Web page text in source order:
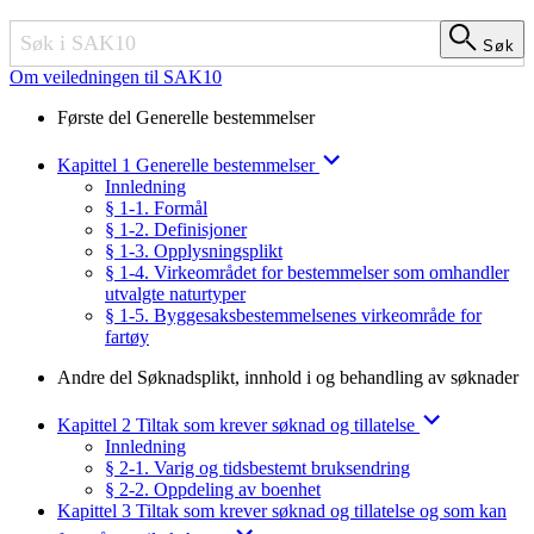
Søk
Om veiledningen til SAK10
Første del Generelle bestemmelser
Kapittel 1 Generelle bestemmelser
Innledning
§ 1-1. Formål
§ 1-2. Definisjoner
§ 1-3. Opplysningsplikt
§ 1-4. Virkeområdet for bestemmelser som omhandler
utvalgte naturtyper
§ 1-5. Byggesaksbestemmelsenes virkeområde for
fartøy
Andre del Søknadsplikt, innhold i og behandling av søknader
Kapittel 2 Tiltak som krever søknad og tillatelse
Innledning
§ 2-1. Varig og tidsbestemt bruksendring
§ 2-2. Oppdeling av boenhet
Kapittel 3 Tiltak som krever søknad og tillatelse og som kan